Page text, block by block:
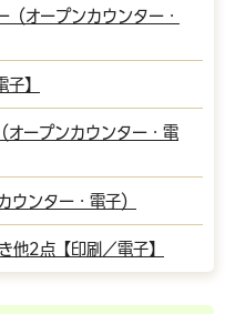
（オープンカウンター・
】
オープンカウンター・電
ウンター・電子）
他2点【印刷／電子】